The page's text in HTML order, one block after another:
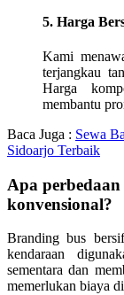
5. Harga
Kami
terjangkau
Harga
membantu
Baca Juga : Sewa
Sidoarjo Terbaik
Apa
konvensional?
Branding bus
kendaraan
sementara dan
memerlukan biaya